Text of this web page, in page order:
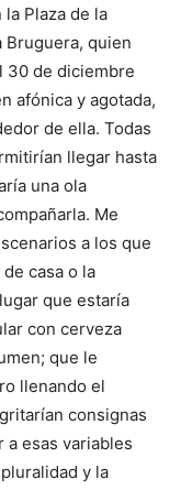
Plaza de la
Bruguera, quien
30 de diciembre
afónica y agotada,
de ella. Todas
llegar hasta
una ola
Me
a los que
casa o la
que estaría
con cerveza
que le
llenando el
consignas
a esas variables
y la